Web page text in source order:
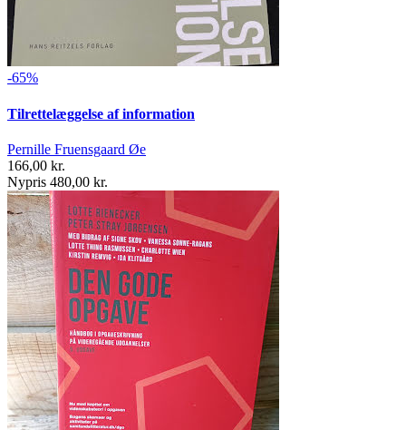
-65%
Tilrettelæggelse af information
Pernille Fruensgaard Øe
166,00 kr.
Nypris 480,00 kr.